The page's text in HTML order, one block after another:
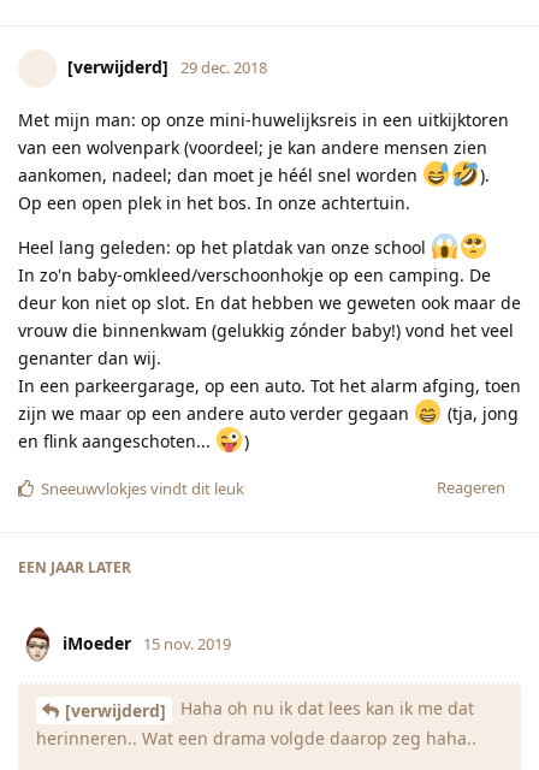
[verwijderd] 29 dec. 2018
Met mijn man: op onze mini-huwelijksreis in een uitkijktoren
van een wolvenpark (voordeel; je kan andere mensen zien
aankomen, nadeel; dan moet je héél snel worden
).
Op een open plek in het bos. In onze achtertuin.
Heel lang geleden: op het platdak van onze school
In zo'n baby-omkleed/verschoonhokje op een camping. De
deur kon niet op slot. En dat hebben we geweten ook maar de
vrouw die binnenkwam (gelukkig zónder baby!) vond het veel
genanter dan wij.
In een parkeergarage, op een auto. Tot het alarm afging, toen
zijn we maar op een andere auto verder gegaan
(tja, jong
en flink aangeschoten...
)
Reageren
Sneeuwvlokjesvindt dit leuk
EEN JAAR LATER
iMoeder 15 nov. 2019
[verwijderd]
Haha oh nu ik dat lees kan ik me dat
herinneren.. Wat een drama volgde daarop zeg haha..